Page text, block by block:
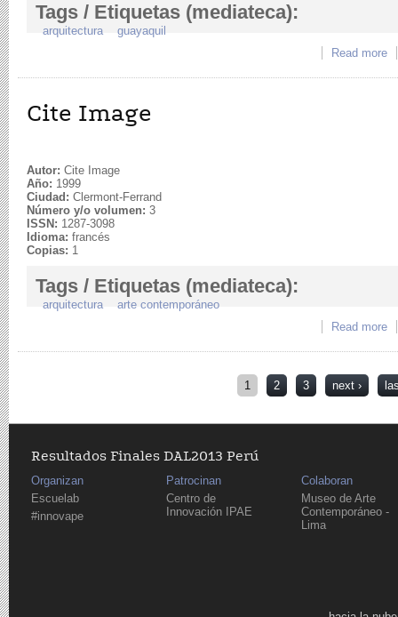
Tags / Etiquetas (mediateca):
arquitectura
guayaquil
Read more
Cite Image
Autor: Cite Image
Año: 1999
Ciudad: Clermont-Ferrand
Número y/o volumen: 3
ISSN: 1287-3098
Idioma: francés
Copias: 1
Tags / Etiquetas (mediateca):
arquitectura
arte contemporáneo
Read more
1 2 3 next ›
Resultados Finales DAL2013 Perú
Organizan
Escuelab
#innovape
Patrocinan
Centro de
Innovación IPAE
Colaboran
Museo de Arte
Contemporáneo -
Lima